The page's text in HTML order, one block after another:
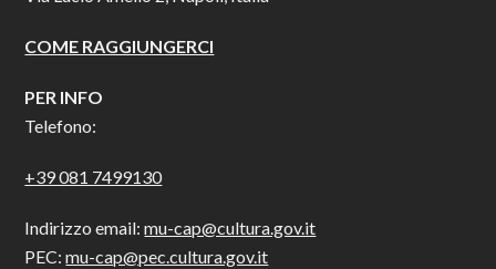
COME RAGGIUNGERCI
PER INFO
Telefono:
+39 081 7499130
Indirizzo email:mu-cap@cultura.gov.it
PEC:mu-cap@pec.cultura.gov.it